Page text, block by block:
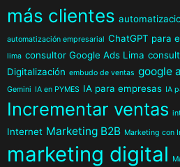
más clientes
automatización empresarial ChatGPT para
lima consultor Google Ads Lima
Digitalización embudo de ventas google
Gemini IA en PYMES IA para empresas IA
Incrementar ventas
Internet Marketing B2B Marketing con
marketing digital